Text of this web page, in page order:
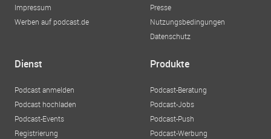
Impressum
Werben auf podcast.de
Presse
Nutzungsbedingungen
Datenschutz
Dienst
Podcast anmelden
Podcast hochladen
Podcast-Events
Registrierung
Produkte
Podcast-Beratung
Podcast-Jobs
Podcast-Push
Podcast-Werbung